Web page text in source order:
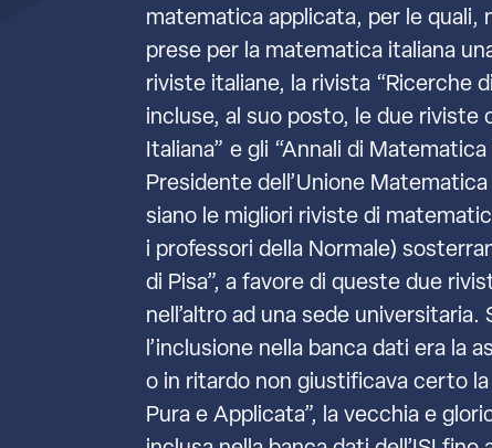
matematica applicata, per le
prese per la matematica italiana
riviste italiane, la rivista “Ricerche
incluse, al suo posto, le due riviste
Italiana” e gli “Annali di
Presidente dell’Unione
siano le migliori riviste di
i professori della Normale)
di Pisa”, a favore di queste due
nell’altro ad una sede
l’inclusione nella banca dati era la
o in ritardo non giustificava certo
Pura e Applicata”, la vecchia e